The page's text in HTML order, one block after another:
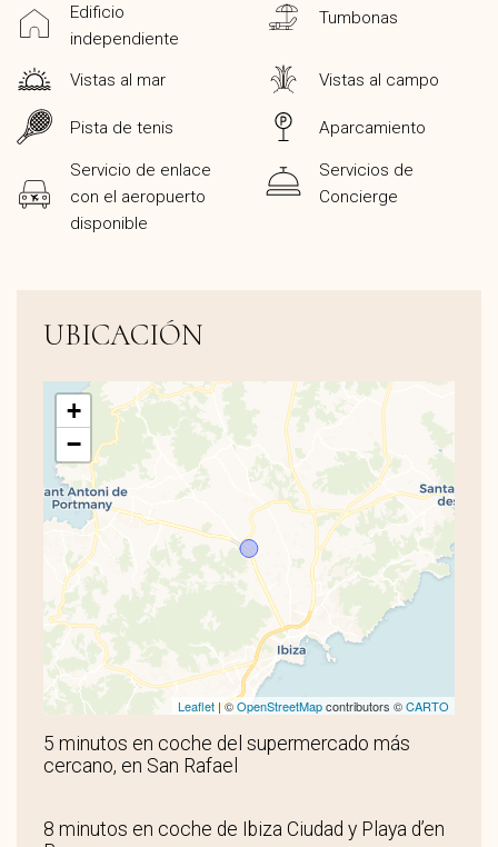
Edificio
independiente
Tumbonas
Vistas al mar Vistas al campo
Pista de tenis Aparcamiento
Servicio de enlace
con el aeropuerto
disponible
Servicios de
Concierge
UBICACIÓN
+
−
Leaflet| ©OpenStreetMapcontributors ©CARTO
5 minutos en coche del supermercado más
cercano, en San Rafael
8 minutos en coche de Ibiza Ciudad y Playa d’en